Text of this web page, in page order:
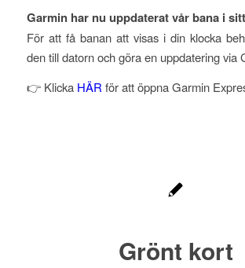
Garmin har nu uppdaterat vår bana i
För att få banan att visas i din klocka
den till datorn och göra en uppdatering via
👉 Klicka HÄR för att öppna Garmin
Grönt kort